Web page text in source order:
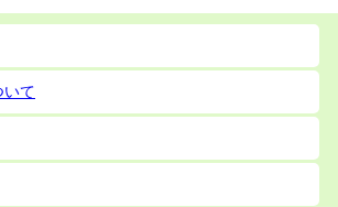
いて